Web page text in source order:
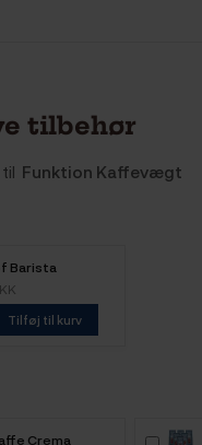
tilbehør
Funktion Kaffevægt
Barista
Tilføj til kurv
Crema